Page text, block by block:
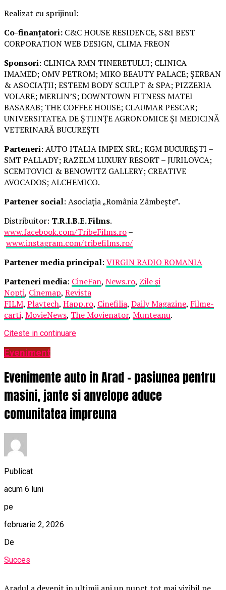
Realizat cu sprijinul:
Co-finanțatori: C&C HOUSE RESIDENCE, S&I BEST
CORPORATION WEB DESIGN, CLIMA FREON
Sponsori: CLINICA RMN TINERETULUI; CLINICA
IMAMED; OMV PETROM; MIKO BEAUTY PALACE; ȘERBAN
& ASOCIAȚII; ESTEEM BODY SCULPT & SPA; PIZZERIA
VOLARE; MERLIN’S; DOWNTOWN FITNESS MATEI
BASARAB; THE COFFEE HOUSE; CLAUMAR PESCAR;
UNIVERSITATEA DE ȘTIINȚE AGRONOMICE ȘI MEDICINĂ
VETERINARĂ BUCUREȘTI
Parteneri: AUTO ITALIA IMPEX SRL; KGM BUCUREȘTI –
SMT PALLADY; RAZELM LUXURY RESORT – JURILOVCA;
SCEMTOVICI & BENOWITZ GALLERY; CREATIVE
AVOCADOS; ALCHEMICO.
Partener social: Asociația „România Zâmbește”.
Distribuitor: T.R.I.B.E. Films.
www.facebook.com/TribeFilms.ro–
www.instagram.com/tribefilms.ro/
Partener media principal: VIRGIN RADIO ROMANIA
Parteneri media: CineFan, News.ro, Zile și
Nopți, Cinemap, Revista
FILM, Playtech, Happ.ro, Cinefilia, Daily Magazine, Filme-
carti, MovieNews, The Movienator, Munteanu.
Citeste in continuare
Eveniment
Evenimente auto in Arad – pasiunea pentru
masini, jante si anvelope aduce
comunitatea impreuna
Publicat
acum 6 luni
pe
februarie 2, 2026
De
Succes